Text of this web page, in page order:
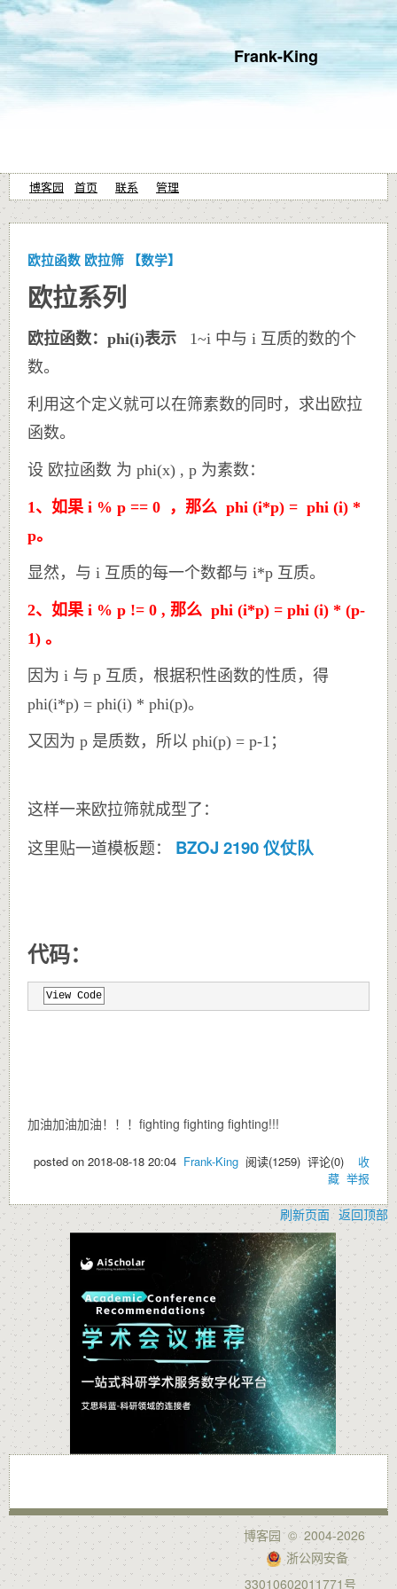
Frank-King
博客园 首页 联系 管理
欧拉函数 欧拉筛 【数学】
欧拉系列
欧拉函数：phi(i)表示
1~i 中与 i 互质的数的个
数。
利用这个定义就可以在筛素数的同时，求出欧拉
函数。
设 欧拉函数 为 phi(x) , p 为素数：
1、如果 i % p == 0 ，那么 phi (i*p) = phi (i) *
p。
显然，与 i 互质的每一个数都与 i*p 互质。
2、如果 i % p != 0 , 那么 phi (i*p) = phi (i) * (p-
1) 。
因为 i 与 p 互质，根据积性函数的性质，得
phi(i*p) = phi(i) * phi(p)。
又因为 p 是质数，所以 phi(p) = p-1；
这样一来欧拉筛就成型了：
这里贴一道模板题： BZOJ 2190 仪仗队
代码：
View Code
加油加油加油！！！fighting fighting fighting!!!
posted on 2018-08-18 20:04 Frank-King 阅读(1259) 评论(0) 收
藏 举报
刷新页面 返回顶部
博客园© 2004-2026
浙公网安备
33010602011771号